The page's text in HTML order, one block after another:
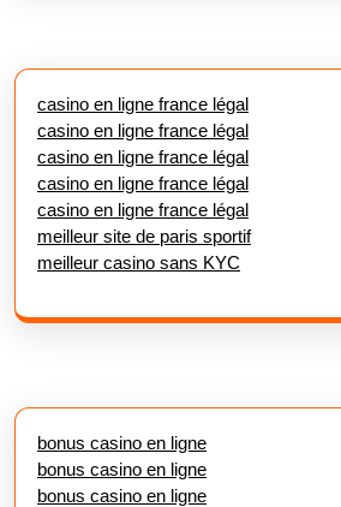
casino en ligne france légal
casino en ligne france légal
casino en ligne france légal
casino en ligne france légal
casino en ligne france légal
meilleur site de paris sportif
meilleur casino sans KYC
bonus casino en ligne
bonus casino en ligne
bonus casino en ligne